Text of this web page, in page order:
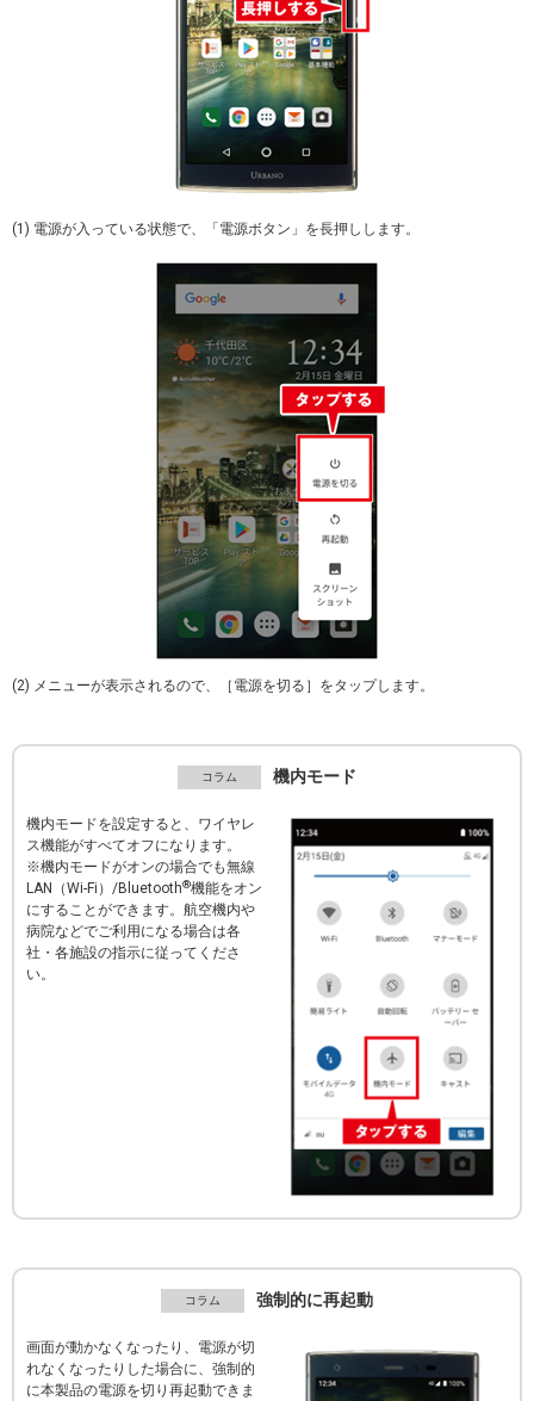
(1) 電源が入っている状態で、「電源ボタン」を長押しします。
(2) メニューが表示されるので、［電源を切る］をタップします。
機内モード
機内モードを設定すると、ワイヤレ
ス機能がすべてオフになります。
※機内モードがオンの場合でも無線
LAN（Wi-Fi）/Bluetooth®機能をオン
にすることができます。航空機内や
病院などでご利用になる場合は各
社・各施設の指示に従ってくださ
い。
強制的に再起動
画面が動かなくなったり、電源が切
れなくなったりした場合に、強制的
に本製品の電源を切り再起動できま